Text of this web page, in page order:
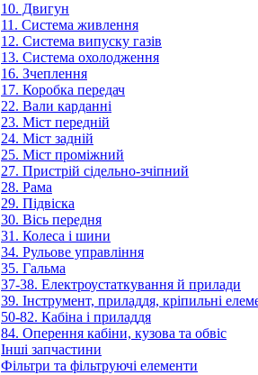
10. Двигун
11. Система живлення
12. Система випуску газів
13. Система охолодження
16. Зчеплення
17. Коробка передач
22. Вали карданні
23. Міст передній
24. Міст задній
25. Міст проміжний
27. Пристрій сідельно-зчіпний
28. Рама
29. Підвіска
30. Вісь передня
31. Колеса і шини
34. Рульове управління
35. Гальма
37-38. Електроустаткування й прилади
39. Інструмент, приладдя, кріпильні
50-82. Кабіна і приладдя
84. Оперення кабіни, кузова та обвіс
Інші запчастини
Фільтри та фільтруючі елементи